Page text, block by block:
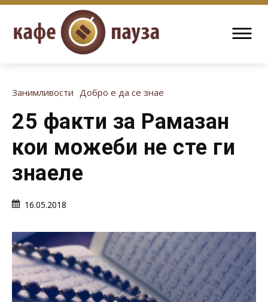
Занимливости Добро е да се знае
25 факти за Рамазан
кои можеби не сте ги
знаеле
16.05.2018